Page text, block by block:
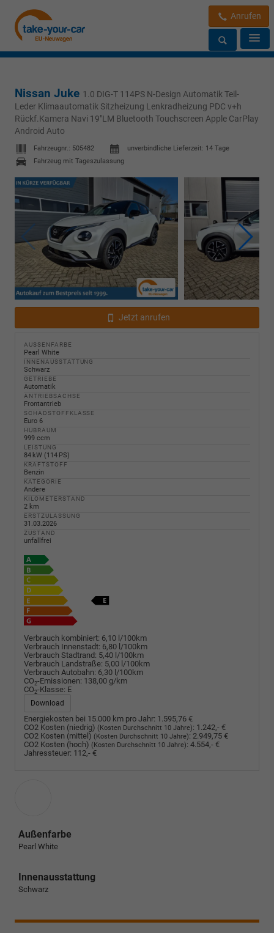
Anrufen
Nissan Juke 1.0 DIG-T 114PS N-Design Automatik Teil-
Leder Klimaautomatik Sitzheizung Lenkradheizung PDC v+h
Rückf.Kamera Navi 19"LM Bluetooth Touchscreen Apple CarPlay
Android Auto
Fahrzeugnr.: 505482 unverbindliche Lieferzeit: 14 Tage
Fahrzeug mit Tageszulassung
Jetzt anrufen
AUSSENFARBE
Pearl White
INNENAUSSTATTUNG
Schwarz
GETRIEBE
Automatik
ANTRIEBSACHSE
Frontantrieb
SCHADSTOFFKLASSE
Euro 6
HUBRAUM
999 ccm
LEISTUNG
84 kW (114 PS)
KRAFTSTOFF
Benzin
KATEGORIE
Andere
KILOMETERSTAND
2 km
ERSTZULASSUNG
31.03.2026
ZUSTAND
unfallfrei
Verbrauch kombiniert: 6,10 l/100km
Verbrauch Innenstadt: 6,80 l/100km
Verbrauch Stadtrand: 5,40 l/100km
Verbrauch Landstraße: 5,00 l/100km
Verbrauch Autobahn: 6,30 l/100km
CO2-Emissionen: 138,00 g/km
CO2-Klasse: E
Download
Energiekosten bei 15.000 km pro Jahr: 1.595,76 €
CO2 Kosten (niedrig) (Kosten Durchschnitt 10 Jahre): 1.242,- €
CO2 Kosten (mittel) (Kosten Durchschnitt 10 Jahre): 2.949,75 €
CO2 Kosten (hoch) (Kosten Durchschnitt 10 Jahre): 4.554,- €
Jahressteuer: 112,- €
Außenfarbe
Pearl White
Innenausstattung
Schwarz